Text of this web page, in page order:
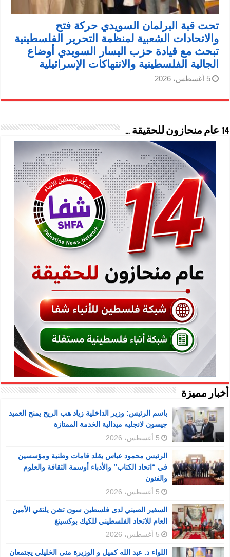
تحت قبة البرلمان السويدي حركة فتح
والاتحادات الشعبية لمنظمة التحرير الفلسطينية
تبحث مع قيادة حزب اليسار السويدي أوضاع
الجالية الفلسطينية والانتهاكات الإسرائيلية
5 أغسطس، 2026
14 عام منحازون للحقيقة …
أخبار مميزة
باسم الرئيس: وزير الداخلية زياد هب الريح يمنح العميد
جيسون لانجليه ميدالية الخدمة الممتازة
5 أغسطس، 2026
الرئيس محمود عباس يقلد قامات وطنية ومؤسسين
في “اتحاد الكتاب” والأدباء أوسمة الثقافة والعلوم
والفنون
5 أغسطس، 2026
السفير الصيني لدى فلسطين سون تشن يلتقي الأمين
العام للاتحاد الفلسطيني للكيك بوكسينغ
5 أغسطس، 2026
اللواء د. عبد الله كميل و الوزيرة منى الخليلي يجتمعان